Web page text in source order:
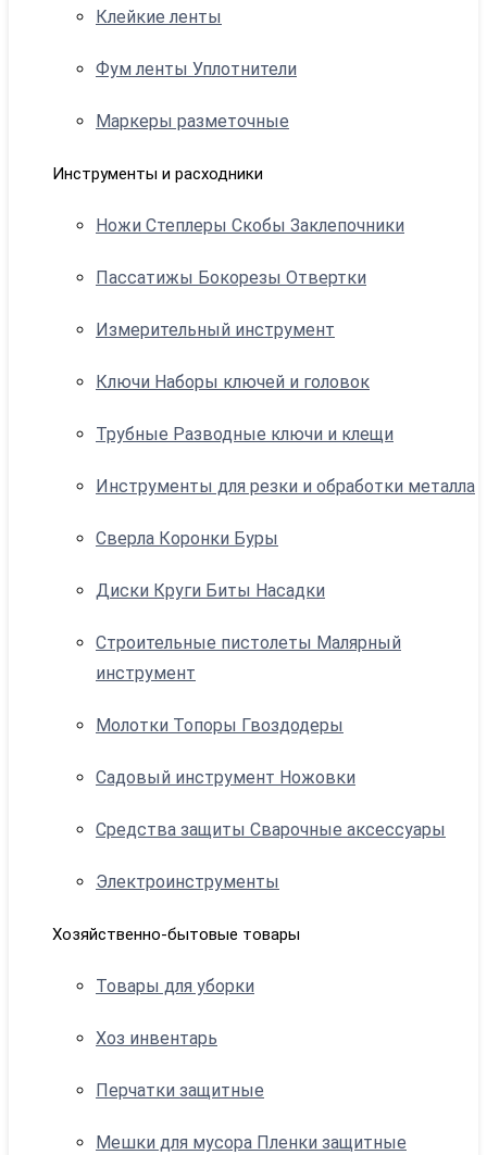
Клейкие ленты
Фум ленты Уплотнители
Маркеры разметочные
Инструменты и расходники
Ножи Степлеры Скобы Заклепочники
Пассатижы Бокорезы Отвертки
Измерительный инструмент
Ключи Наборы ключей и головок
Трубные Разводные ключи и клещи
Инструменты для резки и обработки металла
Сверла Коронки Буры
Диски Круги Биты Насадки
Строительные пистолеты Малярный
инструмент
Молотки Топоры Гвоздодеры
Садовый инструмент Ножовки
Средства защиты Сварочные аксессуары
Электроинструменты
Хозяйственно-бытовые товары
Товары для уборки
Хоз инвентарь
Перчатки защитные
Мешки для мусора Пленки защитные